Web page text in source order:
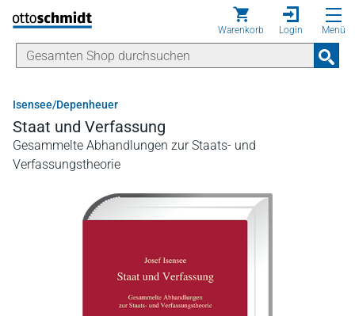
Direkt zum Inhalt
Warenkorb Login Menü
Isensee/Depenheuer
Staat und Verfassung
Gesammelte Abhandlungen zur Staats- und
Verfassungstheorie